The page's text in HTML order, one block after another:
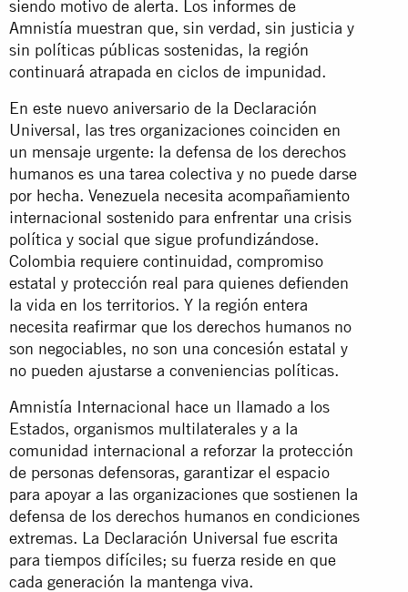
siendo motivo de alerta. Los informes de
Amnistía muestran que, sin verdad, sin justicia y
sin políticas públicas sostenidas, la región
continuará atrapada en ciclos de impunidad.
En este nuevo aniversario de la Declaración
Universal, las tres organizaciones coinciden en
un mensaje urgente: la defensa de los derechos
humanos es una tarea colectiva y no puede darse
por hecha. Venezuela necesita acompañamiento
internacional sostenido para enfrentar una crisis
política y social que sigue profundizándose.
Colombia requiere continuidad, compromiso
estatal y protección real para quienes defienden
la vida en los territorios. Y la región entera
necesita reafirmar que los derechos humanos no
son negociables, no son una concesión estatal y
no pueden ajustarse a conveniencias políticas.
Amnistía Internacional hace un llamado a los
Estados, organismos multilaterales y a la
comunidad internacional a reforzar la protección
de personas defensoras, garantizar el espacio
para apoyar a las organizaciones que sostienen la
defensa de los derechos humanos en condiciones
extremas. La Declaración Universal fue escrita
para tiempos difíciles; su fuerza reside en que
cada generación la mantenga viva.